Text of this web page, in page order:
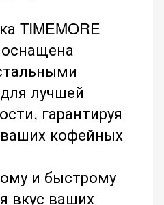
TIMEMORE
лучшей
гарантируя
кофейных
и быстрому
вкус ваших